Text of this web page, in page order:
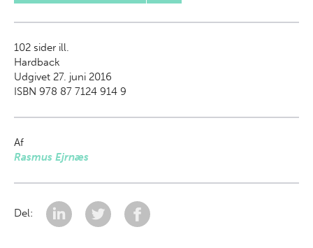
102 sider ill.
Hardback
Udgivet 27. juni 2016
ISBN 978 87 7124 914 9
Af
Rasmus Ejrnæs
Del: